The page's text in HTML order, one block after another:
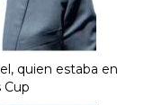
quien estaba en
Cup